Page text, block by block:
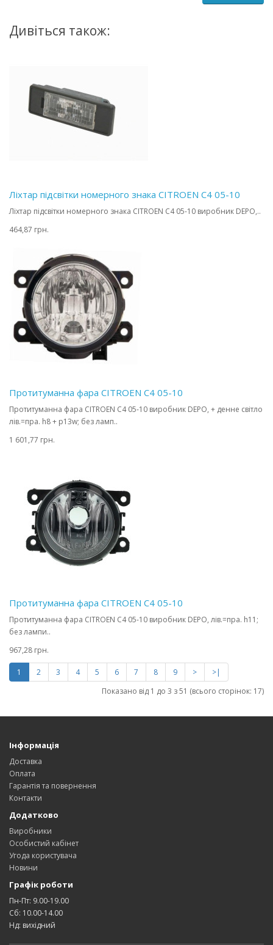
Дивіться також:
Ліхтар підсвітки номерного знака CITROEN C4 05-10
Ліхтар підсвітки номерного знака CITROEN C4 05-10 виробник DEPO,..
464,87 грн.
Протитуманна фара CITROEN C4 05-10
Протитуманна фара CITROEN C4 05-10 виробник DEPO, + денне світло
лів.=пра. h8 + p13w; без ламп..
1 601,77 грн.
Протитуманна фара CITROEN C4 05-10
Протитуманна фара CITROEN C4 05-10 виробник DEPO, лів.=пра. h11;
без лампи..
967,28 грн.
1 2 3 4 5 6 7 8 9 >
>|
Показано від 1 до 3 з 51 (всього сторінок: 17)
Інформація
Доставка
Оплата
Гарантія та повернення
Контакти
Додатково
Виробники
Особистий кабінет
Угода користувача
Новини
Графік роботи
Пн-Пт: 9.00-19.00
Сб: 10.00-14.00
Нд: вихідний